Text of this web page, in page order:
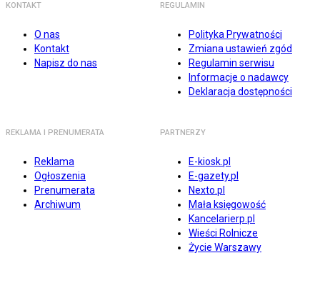
KONTAKT
O nas
Kontakt
Napisz do nas
REGULAMIN
Polityka Prywatności
Zmiana ustawień zgód
Regulamin serwisu
Informacje o nadawcy
Deklaracja dostępności
REKLAMA I PRENUMERATA
Reklama
Ogłoszenia
Prenumerata
Archiwum
PARTNERZY
E-kiosk.pl
E-gazety.pl
Nexto.pl
Mała księgowość
Kancelarierp.pl
Wieści Rolnicze
Życie Warszawy